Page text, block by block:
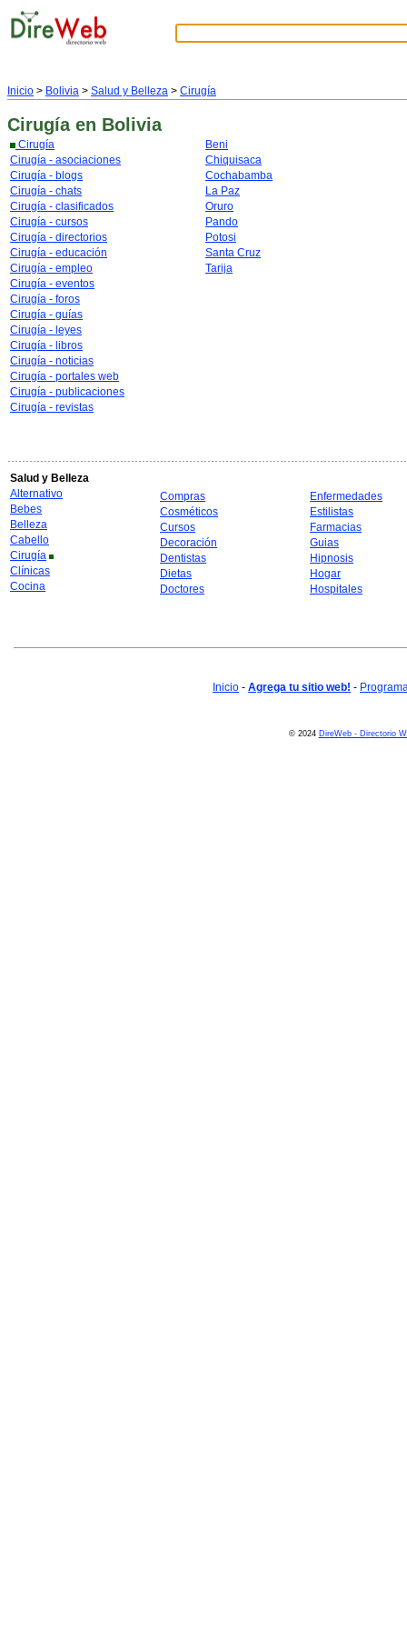
Inicio > Bolivia > Salud y Belleza > Cirugía
Cirugía en Bolivia
Cirugía
Cirugía - asociaciones
Cirugía - blogs
Cirugía - chats
Cirugía - clasificados
Cirugía - cursos
Cirugía - directorios
Cirugía - educación
Cirugía - empleo
Cirugía - eventos
Cirugía - foros
Cirugía - guías
Cirugía - leyes
Cirugía - libros
Cirugía - noticias
Cirugía - portales web
Cirugía - publicaciones
Cirugía - revistas
Beni
Chiquisaca
Cochabamba
La Paz
Oruro
Pando
Potosi
Santa Cruz
Tarija
Salud y Belleza
Alternativo
Bebes
Belleza
Cabello
Cirugía
Clínicas
Cocina
Compras
Cosméticos
Cursos
Decoración
Dentistas
Dietas
Doctores
Enfermedades
Estilistas
Farmacias
Guias
Hipnosis
Hogar
Hospitales
Inicio - Agrega tu sitio web! -
© 2024 DireWeb - Directorio